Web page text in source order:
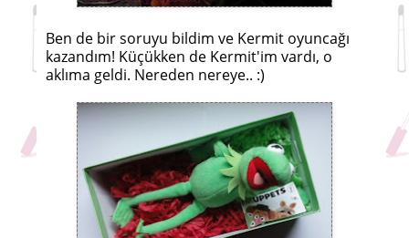
Ben de bir soruyu bildim ve Kermit oyuncağı
kazandım! Küçükken de Kermit'im vardı, o
aklıma geldi. Nereden nereye.. :)